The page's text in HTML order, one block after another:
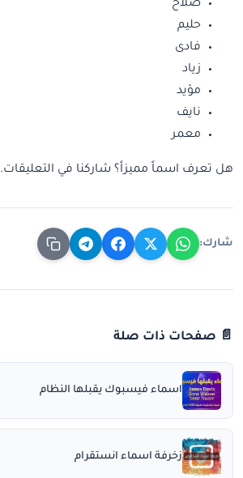
صلاح
حليم
فادى
زياد
مؤيد
نايف
معمر
هل تعرف اسماً مميزاً؟ شاركنا في التعليقات.
شارك:
📄 صفحات ذات صلة
اسماء فيسبوك يقبلها النظام
زخرفة اسماء انستقرام